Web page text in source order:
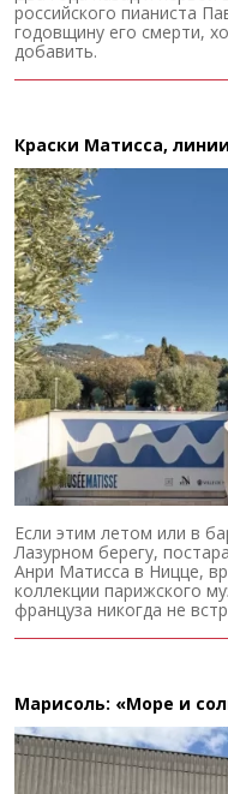
российского пианиста
годовщину его смерти,
добавить.
Краски Матисса,
Если этим летом или в
Лазурном берегу,
Анри Матисса в Ницце,
коллекции парижского
француза никогда не
Марисоль: «Море и